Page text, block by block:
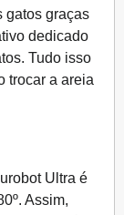
gatos graças
dedicado
Tudo isso
trocar a areia
Ultra é
Assim,